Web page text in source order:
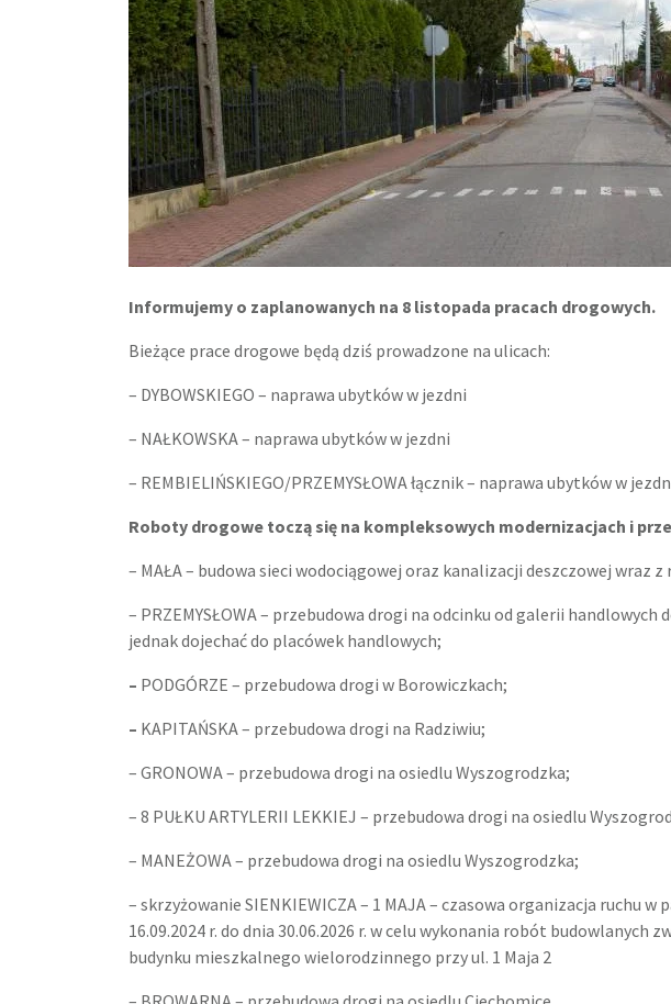
Informujemy o zaplanowanych na 8 listopada pracach drogowych.
Bieżące prace drogowe będą dziś prowadzone na ulicach:
– DYBOWSKIEGO – naprawa ubytków w jezdni
– NAŁKOWSKA – naprawa ubytków w jezdni
– REMBIELIŃSKIEGO/PRZEMYSŁOWA łącznik – naprawa ubytków w
Roboty drogowe toczą się na kompleksowych modernizacjach i
– MAŁA – budowa sieci wodociągowej oraz kanalizacji deszczowej wraz
– PRZEMYSŁOWA – przebudowa drogi na odcinku od galerii handlowych
jednak dojechać do placówek handlowych;
– PODGÓRZE – przebudowa drogi w Borowiczkach;
– KAPITAŃSKA – przebudowa drogi na Radziwiu;
– GRONOWA – przebudowa drogi na osiedlu Wyszogrodzka;
– 8 PUŁKU ARTYLERII LEKKIEJ – przebudowa drogi na osiedlu
– MANEŻOWA – przebudowa drogi na osiedlu Wyszogrodzka;
– skrzyżowanie SIENKIEWICZA – 1 MAJA – czasowa organizacja ruchu
16.09.2024 r. do dnia 30.06.2026 r. w celu wykonania robót budowlanych
budynku mieszkalnego wielorodzinnego przy ul. 1 Maja 2